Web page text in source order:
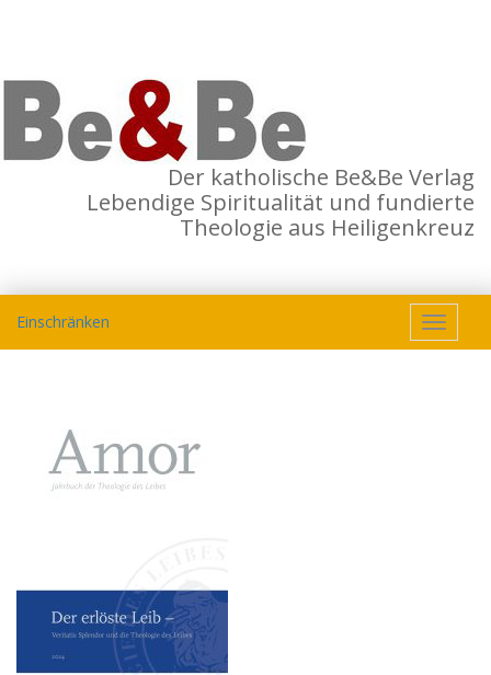
Der katholische Be&Be Verlag
Lebendige Spiritualität und fundierte
Theologie aus Heiligenkreuz
Einschränken
Toggle